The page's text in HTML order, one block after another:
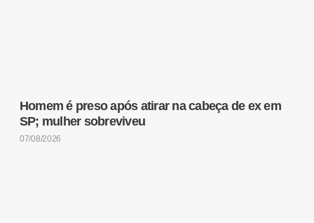
Homem é preso após atirar na cabeça de ex em
SP; mulher sobreviveu
07/08/2026